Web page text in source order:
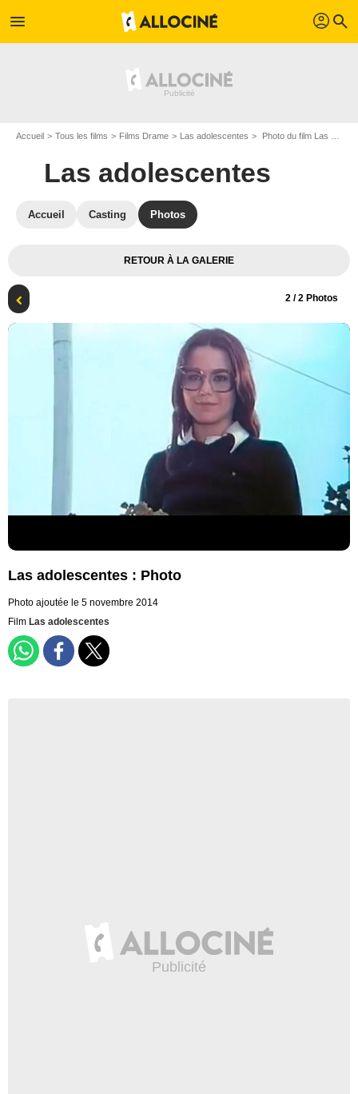
menu profil search
Accueil Tous les films Films Drame Las adolescentes Photo du film Las adolescentes - Photo 2
Las adolescentes
Accueil Casting Photos
RETOUR À LA GALERIE
2 / 2 Photos
Las adolescentes : Photo
Photo ajoutée le 5 novembre 2014
Film Las adolescentes